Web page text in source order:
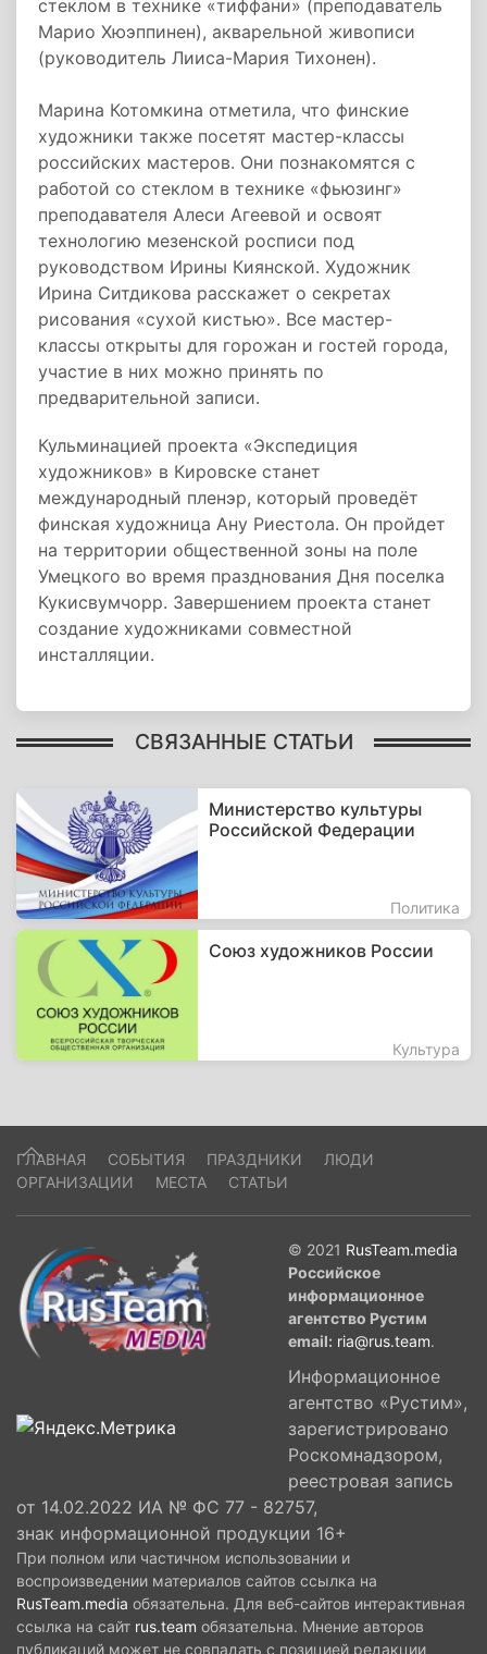
стеклом в технике «тиффани» (преподаватель
Марио Хюэппинен), акварельной живописи
(руководитель Лииса-Мария Тихонен).
Марина Котомкина отметила, что финские
художники также посетят мастер-классы
российских мастеров. Они познакомятся с
работой со стеклом в технике «фьюзинг»
преподавателя Алеси Агеевой и освоят
технологию мезенской росписи под
руководством Ирины Киянской. Художник
Ирина Ситдикова расскажет о секретах
рисования «сухой кистью». Все мастер-
классы открыты для горожан и гостей города,
участие в них можно принять по
предварительной записи.
Кульминацией проекта «Экспедиция
художников» в Кировске станет
международный пленэр, который проведёт
финская художница Ану Риестола. Он пройдет
на территории общественной зоны на поле
Умецкого во время празднования Дня поселка
Кукисвумчорр. Завершением проекта станет
создание художниками совместной
инсталляции.
СВЯЗАННЫЕ СТАТЬИ
Министерство культуры
Российской Федерации
Политика
Союз художников России
Культура
ГЛАВНАЯ СОБЫТИЯ ПРАЗДНИКИ
ЛЮДИ
ОРГАНИЗАЦИИ
МЕСТА СТАТЬИ
© 2021 RusTeam.media
Российское
информационное
агентство Рустим
email: ria@rus.team.
Информационное
агентство «Рустим»,
зарегистрировано
Роскомнадзором,
реестровая запись
от 14.02.2022 ИА № ФС 77 - 82757,
знак информационной продукции 16+
При полном или частичном использовании и
воспроизведении материалов сайтов ссылка на
RusTeam.media обязательна. Для веб-сайтов интерактивная
ссылка на сайт rus.team обязательна. Мнение авторов
публикаций может не совпадать с позицией редакции